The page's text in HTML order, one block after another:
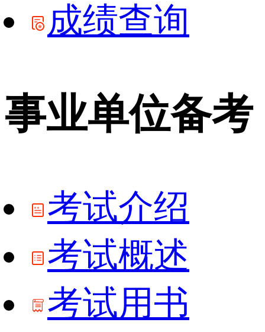
成绩查询
事业单位备考
考试介绍
考试概述
考试用书